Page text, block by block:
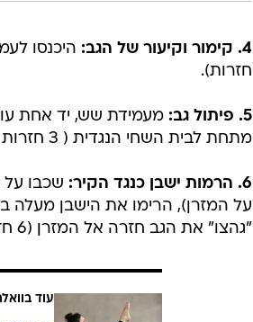
4. קימור וקיעור של הגב:
חזרות).
5. פיתול גב:
מעמידת שש, יד אחת
מתחת לבית השחי הנגדית ( 3 חזרות לכל צד).
6. הרמות ישבן כנגד הקיר:
שכבו על
על המזרן), הרימו את הישבן מעלה
"גהצו" את הגב חזרה אל המזרן (6 חזרות).
עוד